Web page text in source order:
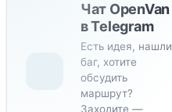
Чат OpenVan
в Telegram
Есть идея, нашли
баг, хотите
обсудить
маршрут?
Заходите —